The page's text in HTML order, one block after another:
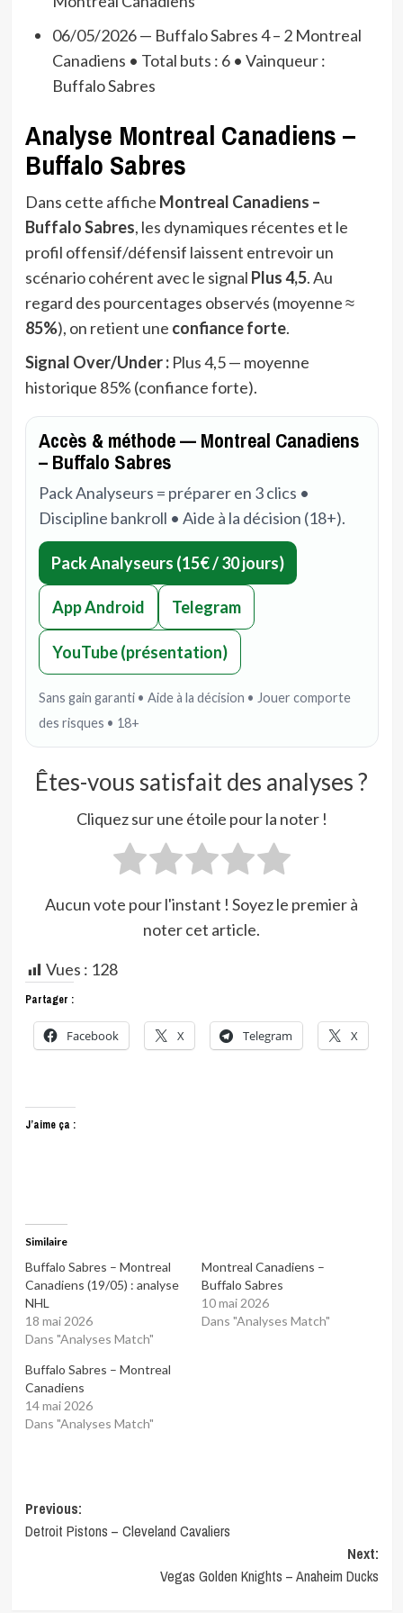
06/05/2026 — Buffalo Sabres 4 – 2 Montreal
Canadiens • Total buts : 6 • Vainqueur :
Buffalo Sabres
Analyse Montreal Canadiens –
Buffalo Sabres
Dans cette affiche Montreal Canadiens –
Buffalo Sabres, les dynamiques récentes et le
profil offensif/défensif laissent entrevoir un
scénario cohérent avec le signal Plus 4,5. Au
regard des pourcentages observés (moyenne ≈
85%), on retient une confiance forte.
Signal Over/Under :Plus 4,5 — moyenne
historique 85% (confiance forte).
Accès & méthode — Montreal Canadiens
– Buffalo Sabres
Pack Analyseurs = préparer en 3 clics •
Discipline bankroll • Aide à la décision (18+).
Pack Analyseurs (15€ / 30 jours)
App Android Telegram
YouTube (présentation)
Sans gain garanti • Aide à la décision • Jouer comporte
des risques • 18+
Êtes-vous satisfait des analyses ?
Cliquez sur une étoile pour la noter !
Aucun vote pour l'instant ! Soyez le premier à
noter cet article.
Vues : 128
Partager :
Facebook X Telegram X
J’aime ça :
Similaire
Buffalo Sabres – Montreal
Canadiens (19/05) : analyse
NHL
18 mai 2026
Dans "Analyses Match"
Montreal Canadiens –
Buffalo Sabres
10 mai 2026
Dans "Analyses Match"
Buffalo Sabres – Montreal
Canadiens
14 mai 2026
Dans "Analyses Match"
Post
navigation
Previous:
Detroit Pistons – Cleveland Cavaliers
Next:
Vegas Golden Knights – Anaheim Ducks